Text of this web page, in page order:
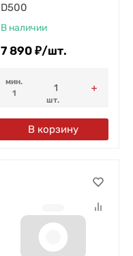
D500
В наличии
7 890 ₽/шт.
мин.
1
шт.
В корзину